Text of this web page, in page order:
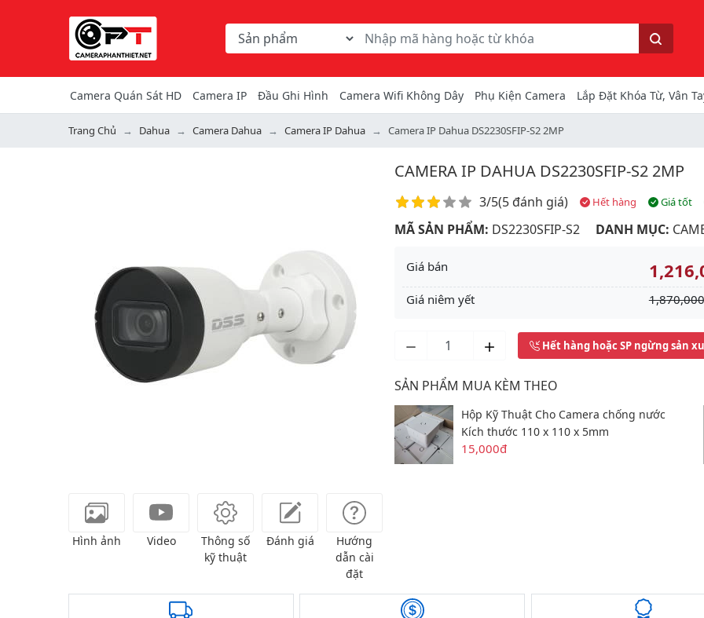
Chọn danh mục tìm kiếm
Từ khóa hoặc mã hàng
Tìm kiếm
Camera Quán Sát HD Camera IP Đầu Ghi Hình Camera Wifi Không Dây Phụ Kiện Camera Lắp Đặt Khóa Từ, Vân
Trang Chủ Dahua Camera Dahua Camera IP Dahua Camera IP Dahua DS2230SFIP-S2 2MP
Previous
Hình ảnh Video
Thông số
kỹ thuật
Đánh giá
Hướng
dẫn cài
đặt
CAMERA IP DAHUA DS2230SFIP-S2 2MP
Điểm đánh giá
3/5(5 đánh giá) Hết hàng Giá tốt
MÃ SẢN PHẨM: DS2230SFIP-S2 DANH MỤC:
Giá bán
Giá niêm yết
Hết hàng hoặc SP ngừng sản
SẢN PHẨM MUA KÈM THEO
Hộp Kỹ Thuật Cho Camera chống nước
Kích thước 110 x 110 x 5mm
15,000đ